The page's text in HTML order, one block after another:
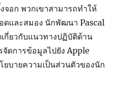
อก พวกเขาสามารถทำให้
ดและสมอง นักพัฒนา Pascal
กี่ยวกับแนวทางปฏิบัติด้าน
ดการข้อมูลไปยัง Apple
ยบายความเป็นส่วนตัวของนัก